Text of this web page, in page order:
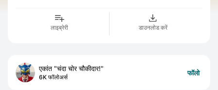
लाइब्रेरी डाउनलोड करें
एकांत "चंदा चोर चौकीदार!"
6K फॉलोअर्स
फॉलो